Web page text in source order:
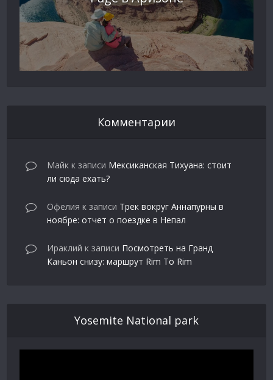
Комментарии
Майк к записи Мексиканская Тихуана: стоит
ли сюда ехать?
Офелия к записи Трек вокруг Аннапурны в
ноябре: отчет о поездке в Непал
Ираклий к записи Посмотреть на Гранд
Каньон снизу: маршрут Rim To Rim
Yosemite National park